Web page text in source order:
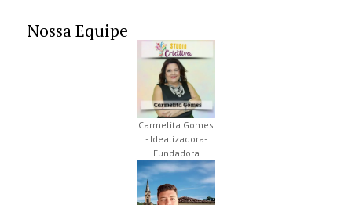
Nossa Equipe
Carmelita Gomes
- Idealizadora-
Fundadora